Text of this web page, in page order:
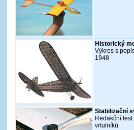
Historický
Výkres s
1948
Stabilizační
Redakční
vrtulníků